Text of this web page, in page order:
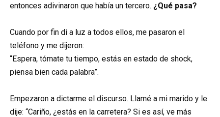
entonces adivinaron que había un tercero. ¿Qué pasa?
Cuando por fin di a luz a todos ellos, me pasaron el
teléfono y me dijeron:
“Espera, tómate tu tiempo, estás en estado de shock,
piensa bien cada palabra”.
Empezaron a dictarme el discurso. Llamé a mi marido y le
dije: “Cariño, ¿estás en la carretera? Si es así, ve más